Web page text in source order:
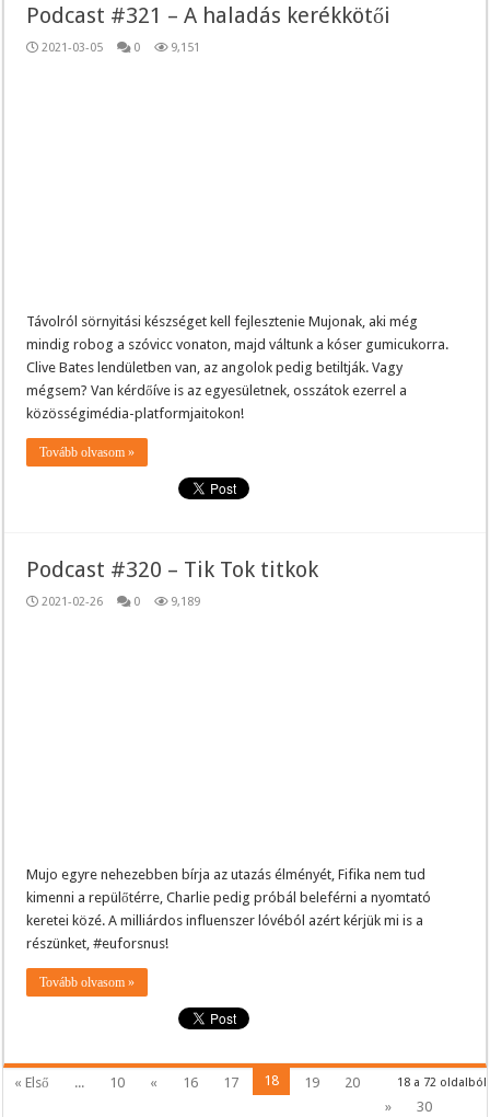
Podcast #321 – A haladás kerékkötői
2021-03-05 0 9,151
Távolról sörnyitási készséget kell fejlesztenie Mujonak, aki még
mindig robog a szóvicc vonaton, majd váltunk a kóser gumicukorra.
Clive Bates lendületben van, az angolok pedig betiltják. Vagy
mégsem? Van kérdőíve is az egyesületnek, osszátok ezerrel a
közösségimédia-platformjaitokon!
Tovább olvasom »
Podcast #320 – Tik Tok titkok
2021-02-26 0 9,189
Mujo egyre nehezebben bírja az utazás élményét, Fifika nem tud
kimenni a repülőtérre, Charlie pedig próbál beleférni a nyomtató
keretei közé. A milliárdos influenszer lóvéból azért kérjük mi is a
részünket, #euforsnus!
Tovább olvasom »
18 a 72 oldalból
« Első ... 10 « 16 17 18 19
20
»
30